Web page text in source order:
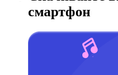
смартфон